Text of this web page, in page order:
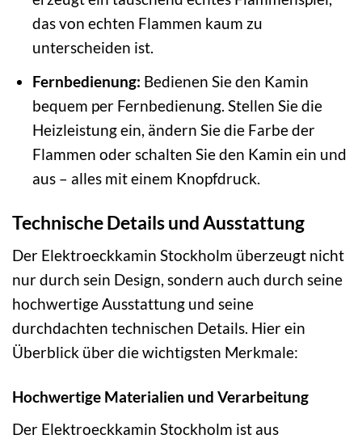
das von echten Flammen kaum zu
unterscheiden ist.
Fernbedienung: Bedienen Sie den Kamin
bequem per Fernbedienung. Stellen Sie die
Heizleistung ein, ändern Sie die Farbe der
Flammen oder schalten Sie den Kamin ein und
aus – alles mit einem Knopfdruck.
Technische Details und Ausstattung
Der Elektroeckkamin Stockholm überzeugt nicht
nur durch sein Design, sondern auch durch seine
hochwertige Ausstattung und seine
durchdachten technischen Details. Hier ein
Überblick über die wichtigsten Merkmale:
Hochwertige Materialien und Verarbeitung
Der Elektroeckkamin Stockholm ist aus